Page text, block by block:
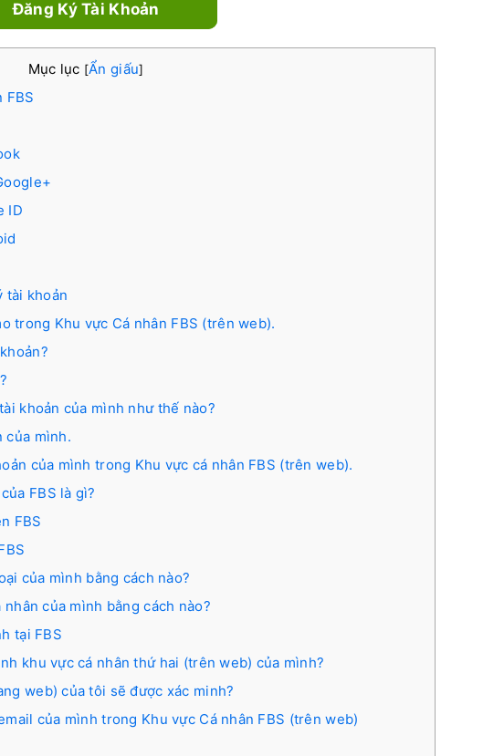
Đăng Ký Tài Khoản
Mục lục [Ẩn giấu]
FBS
ID
tài khoản
trong Khu vực Cá nhân FBS (trên web).
khoản của mình như thế nào?
của mình.
của mình trong Khu vực cá nhân FBS (trên web).
FBS là gì?
FBS
của mình bằng cách nào?
của mình bằng cách nào?
tại FBS
khu vực cá nhân thứ hai (trên web) của mình?
web) của tôi sẽ được xác minh?
của mình trong Khu vực Cá nhân FBS (trên web)